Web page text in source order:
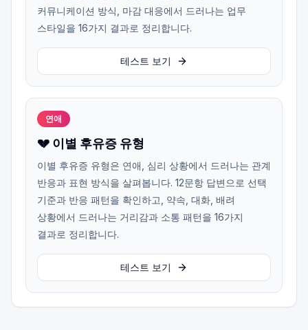
커뮤니케이션 방식, 마감 대응에서 드러나는 업무
스타일을 16가지 결과로 정리합니다.
테스트 보기
연애
💔 이별 후유증 유형
이별 후유증 유형은 연애, 심리 상황에서 드러나는 관계
반응과 표현 방식을 살펴봅니다. 12문항 답변으로 선택
기준과 반응 패턴을 확인하고, 약속, 대화, 배려
상황에서 드러나는 거리감과 소통 패턴을 16가지
결과로 정리합니다.
테스트 보기